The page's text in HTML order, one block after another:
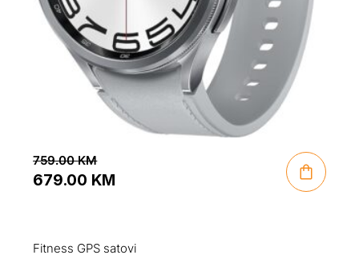
759.00KM
was:
679.00 KM
is:
Fitness GPS satovi